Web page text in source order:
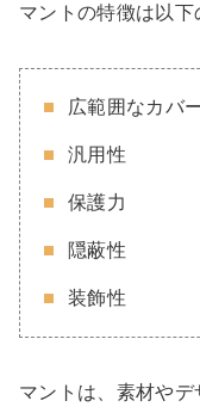
マントの特徴は以下
広範囲なカバ
汎用性
保護力
隠蔽性
装飾性
マントは、素材や